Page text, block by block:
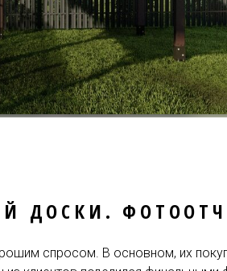
ДОСКИ.
спросом. В основном, их